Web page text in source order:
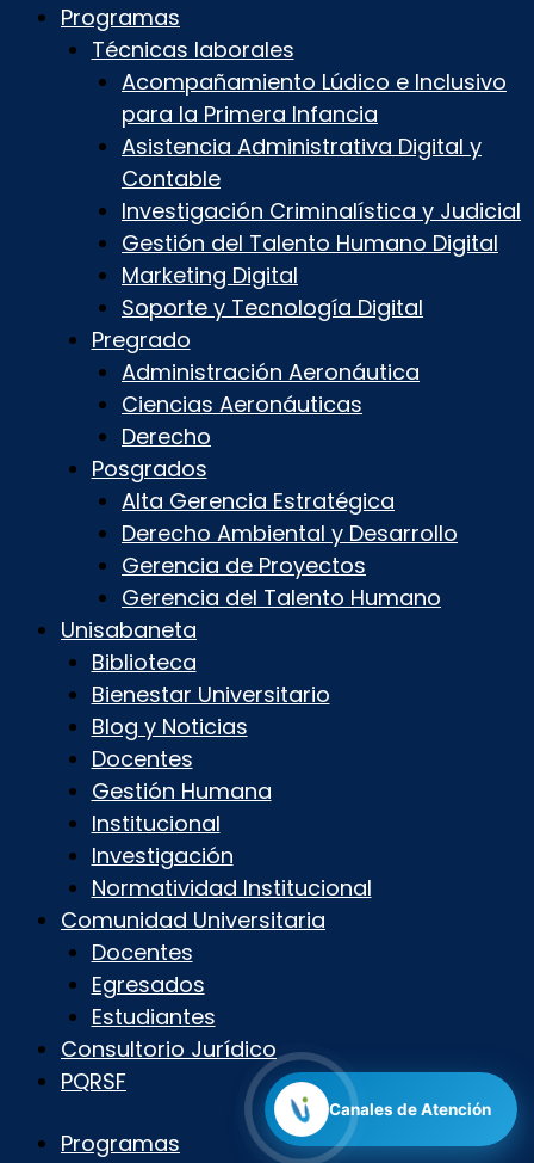
Canales de Atención
Programas
Técnicas laborales
Acompañamiento Lúdico e Inclusivo
para la Primera Infancia
Asistencia Administrativa Digital y
Contable
Investigación Criminalística y Judicial
Gestión del Talento Humano Digital
Marketing Digital
Soporte y Tecnología Digital
Pregrado
Administración Aeronáutica
Ciencias Aeronáuticas
Derecho
Posgrados
Alta Gerencia Estratégica
Derecho Ambiental y Desarrollo
Gerencia de Proyectos
Gerencia del Talento Humano
Unisabaneta
Biblioteca
Bienestar Universitario
Blog y Noticias
Docentes
Gestión Humana
Institucional
Investigación
Normatividad Institucional
Comunidad Universitaria
Docentes
Egresados
Estudiantes
Consultorio Jurídico
PQRSF
Programas